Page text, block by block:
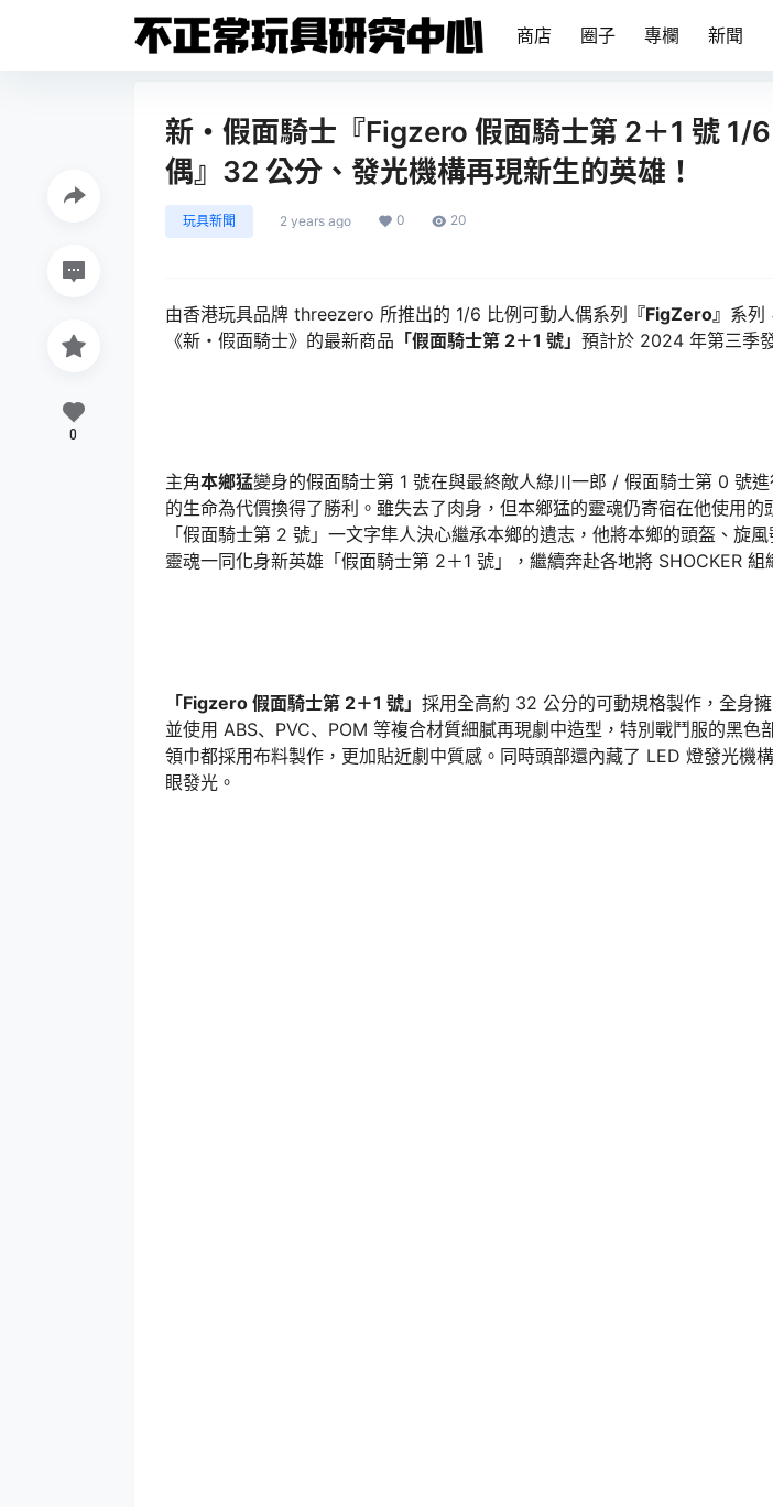
商店 圈子 專欄 新聞
新・假面騎士『Figzero 假面騎士第 2＋1 號 1/
偶』32 公分、發光機構再現新生的英雄！
玩具新聞 2 years ago 0 20
由香港玩具品牌 threezero 所推出的 1/6 比例可動人偶系列 『FigZero』 系列
《新・假面騎士》的最新商品 「假面騎士第 2＋1 號」 預計於 2024 年第三季
主角本鄉猛變身的假面騎士第 1 號在與最終敵人綠川一郎 / 假面騎士第 0 號
的生命為代價換得了勝利。雖失去了肉身，但本鄉猛的靈魂仍寄宿在他使用的
「假面騎士第 2 號」一文字隼人決心繼承本鄉的遺志，他將本鄉的頭盔、旋
靈魂一同化身新英雄「假面騎士第 2＋1 號」，繼續奔赴各地將 SHOCKER 組
「Figzero 假面騎士第 2＋1 號」 採用全高約 32 公分的可動規格製作，全身
並使用 ABS、PVC、POM 等複合材質細膩再現劇中造型，特別戰鬥服的黑色
領巾都採用布料製作，更加貼近劇中質感。同時頭部還內藏了 LED 燈發光機
眼發光。
0